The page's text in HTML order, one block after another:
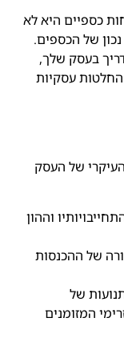
כספיים היא לא
של הכספים.
בעסק שלך,
עסקיות
של העסק
וההון
של ההכנסות
של
המזומנים